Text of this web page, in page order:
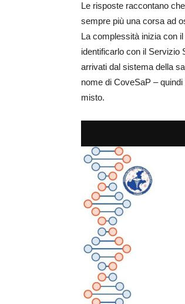
Le risposte raccontano
sempre più una corsa ad
La complessità inizia con il
identificarlo con il Servizio
arrivati dal sistema della
nome di CoveSaP –
misto.